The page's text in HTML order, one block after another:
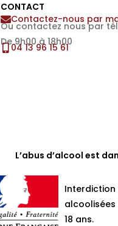
CONTACT
Contactez-nous par
Ou contactez nous par
De 9h00 à 18h00
04 13 96 15 61
L’abus d’alcool est
Interdiction
alcoolisées
18 ans.